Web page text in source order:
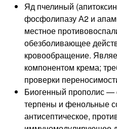
Яд пчелиный
фосфолипазу А2 и
местное
обезболивающее
кровообращение.
компонентом крема;
проверки
Биогенный прополис
терпены и фенольные
антисептическое,